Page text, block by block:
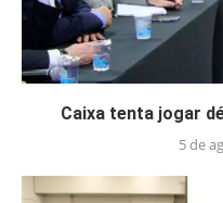
Caixa tenta jogar
5 de